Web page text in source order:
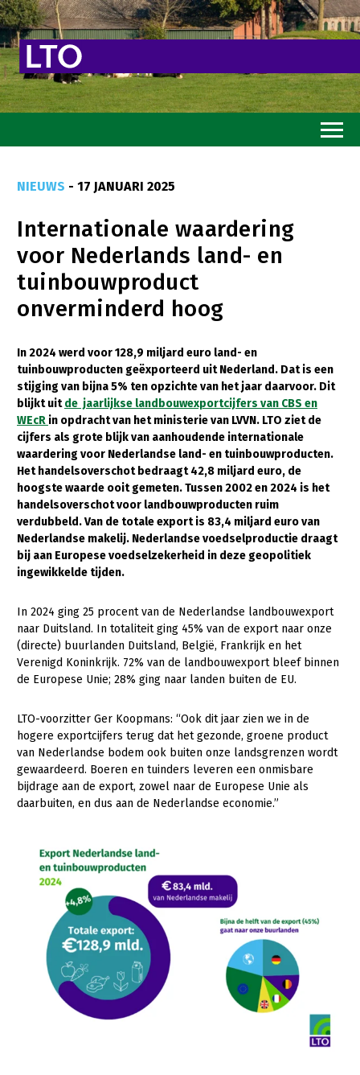
Goed eten
Mooi groen
Sterk ondernemerschap
Thema’s
Gezonde planten
Gezonde dieren
Natuur, klimaat en energie
Bodem en water
Platteland en omgeving
Mens, ondernemerschap en onderwijs
Internationaal
Dier
Biologische Landbouw
Geitenhouderij
Kalverhouderij
Konijnenhouderij
Melkveehouderij
Paardenhouderij
Schapenhouderij
Varkenshouderij
Vleesveehouderij
Plant
Akkerbouw
Biologische Landbouw
Bollenteelt
Bomen, vaste planten en zomerbloemen
Fruitteelt
Paddenstoelen
Vollegrondsgroente
Multifunctionele landbouw
Multifunctioneel
Vrouw en Bedrijf
Onderwerpen
Nieuws
Nieuwsabonnement
Over LTO
LTO Nederland
Mensen
Bestuur en Directie
Medewerkers
Vakgroepbestuurders
Jaarverslag 2023
Vacatures
Pers
NIEUWS - 17 JANUARI 2025
Internationale waardering
voor Nederlands land- en
tuinbouwproduct
onverminderd hoog
In 2024 werd voor 128,9 miljard euro land- en
tuinbouwproducten geëxporteerd uit Nederland. Dat is een
stijging van bijna 5% ten opzichte van het jaar daarvoor. Dit
blijkt uitde jaarlijkse landbouwexportcijfers van CBS en
WEcR in opdracht van het ministerie van LVVN. LTO ziet de
cijfers als grote blijk van aanhoudende internationale
waardering voor Nederlandse land- en tuinbouwproducten.
Het handelsoverschot bedraagt 42,8 miljard euro, de
hoogste waarde ooit gemeten. Tussen 2002 en 2024 is het
handelsoverschot voor landbouwproducten ruim
verdubbeld. Van de totale export is 83,4 miljard euro van
Nederlandse makelij. Nederlandse voedselproductie draagt
bij aan Europese voedselzekerheid in deze geopolitiek
ingewikkelde tijden.
In 2024 ging 25 procent van de Nederlandse landbouwexport
naar Duitsland. In totaliteit ging 45% van de export naar onze
(directe) buurlanden Duitsland, België, Frankrijk en het
Verenigd Koninkrijk. 72% van de landbouwexport bleef binnen
de Europese Unie; 28% ging naar landen buiten de EU.
LTO-voorzitter Ger Koopmans: “Ook dit jaar zien we in de
hogere exportcijfers terug dat het gezonde, groene product
van Nederlandse bodem ook buiten onze landsgrenzen wordt
gewaardeerd. Boeren en tuinders leveren een onmisbare
bijdrage aan de export, zowel naar de Europese Unie als
daarbuiten, en dus aan de Nederlandse economie.”